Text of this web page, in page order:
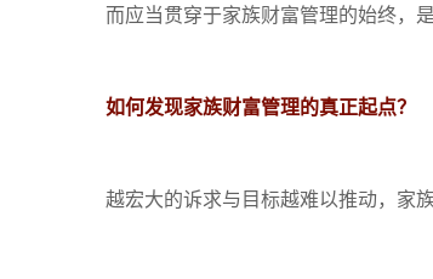
而应当贯穿于家族财富管理的始终，是
如何发现家族财富管理的真正起点？
越宏大的诉求与目标越难以推动，家